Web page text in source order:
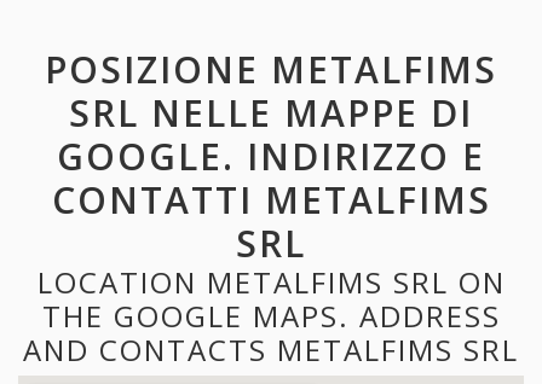
POSIZIONE METALFIMS
SRL NELLE MAPPE DI
GOOGLE. INDIRIZZO E
CONTATTI METALFIMS
SRL
LOCATION METALFIMS SRL ON
THE GOOGLE MAPS. ADDRESS
AND CONTACTS METALFIMS SRL